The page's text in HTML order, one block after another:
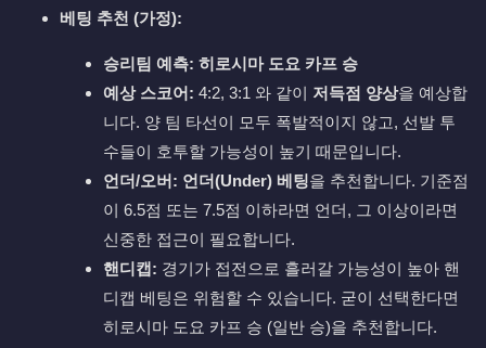
베팅 추천 (가정):
승리팀 예측: 히로시마 도요 카프 승
예상 스코어: 4:2, 3:1 와 같이 저득점 양상을 예상합
니다. 양 팀 타선이 모두 폭발적이지 않고, 선발 투
수들이 호투할 가능성이 높기 때문입니다.
언더/오버: 언더(Under) 베팅을 추천합니다. 기준점
이 6.5점 또는 7.5점 이하라면 언더, 그 이상이라면
신중한 접근이 필요합니다.
핸디캡: 경기가 접전으로 흘러갈 가능성이 높아 핸
디캡 베팅은 위험할 수 있습니다. 굳이 선택한다면
히로시마 도요 카프 승 (일반 승)을 추천합니다.